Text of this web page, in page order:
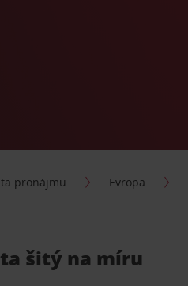
pronájmu Evropa
šitý na míru